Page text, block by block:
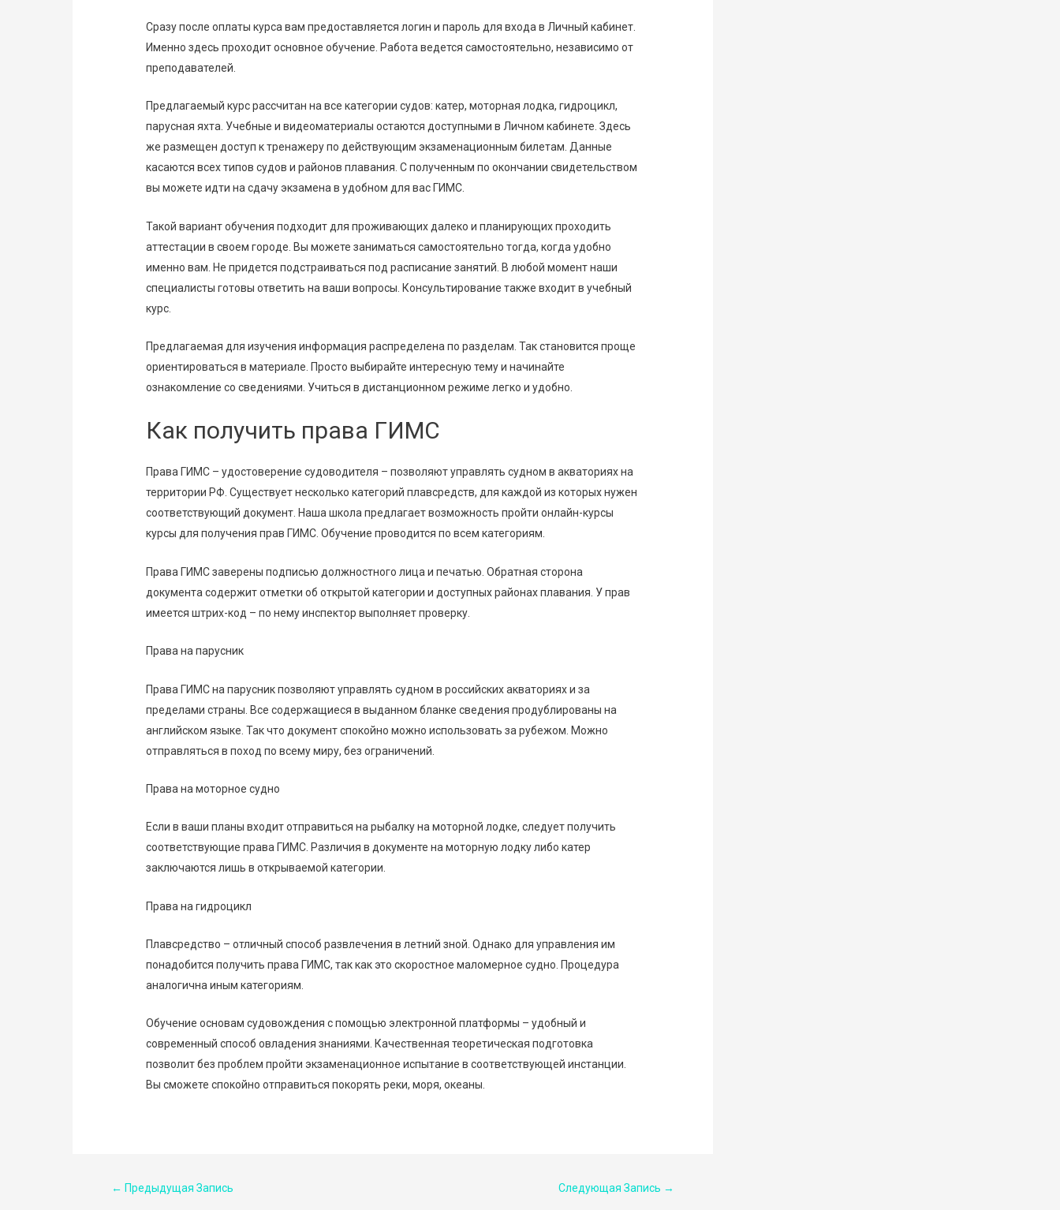
Сразу после оплаты курса вам предоставляется логин и пароль для входа в Личный кабинет.
Именно здесь проходит основное обучение. Работа ведется самостоятельно, независимо от
преподавателей.
Предлагаемый курс рассчитан на все категории судов: катер, моторная лодка, гидроцикл,
парусная яхта. Учебные и видеоматериалы остаются доступными в Личном кабинете. Здесь
же размещен доступ к тренажеру по действующим экзаменационным билетам. Данные
касаются всех типов судов и районов плавания. С полученным по окончании свидетельством
вы можете идти на сдачу экзамена в удобном для вас ГИМС.
Такой вариант обучения подходит для проживающих далеко и планирующих проходить
аттестации в своем городе. Вы можете заниматься самостоятельно тогда, когда удобно
именно вам. Не придется подстраиваться под расписание занятий. В любой момент наши
специалисты готовы ответить на ваши вопросы. Консультирование также входит в учебный
курс.
Предлагаемая для изучения информация распределена по разделам. Так становится проще
ориентироваться в материале. Просто выбирайте интересную тему и начинайте
ознакомление со сведениями. Учиться в дистанционном режиме легко и удобно.
Как получить права ГИМС
Права ГИМС – удостоверение судоводителя – позволяют управлять судном в акваториях на
территории РФ. Существует несколько категорий плавсредств, для каждой из которых нужен
соответствующий документ. Наша школа предлагает возможность пройти онлайн-курсы
курсы для получения прав ГИМС. Обучение проводится по всем категориям.
Права ГИМС заверены подписью должностного лица и печатью. Обратная сторона
документа содержит отметки об открытой категории и доступных районах плавания. У прав
имеется штрих-код – по нему инспектор выполняет проверку.
Права на парусник
Права ГИМС на парусник позволяют управлять судном в российских акваториях и за
пределами страны. Все содержащиеся в выданном бланке сведения продублированы на
английском языке. Так что документ спокойно можно использовать за рубежом. Можно
отправляться в поход по всему миру, без ограничений.
Права на моторное судно
Если в ваши планы входит отправиться на рыбалку на моторной лодке, следует получить
соответствующие права ГИМС. Различия в документе на моторную лодку либо катер
заключаются лишь в открываемой категории.
Права на гидроцикл
Плавсредство – отличный способ развлечения в летний зной. Однако для управления им
понадобится получить права ГИМС, так как это скоростное маломерное судно. Процедура
аналогична иным категориям.
Обучение основам судовождения с помощью электронной платформы – удобный и
современный способ овладения знаниями. Качественная теоретическая подготовка
позволит без проблем пройти экзаменационное испытание в соответствующей инстанции.
Вы сможете спокойно отправиться покорять реки, моря, океаны.
Навигация
← Предыдущая Запись Следующая Запись →